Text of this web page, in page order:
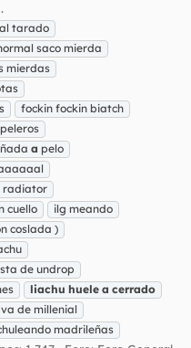
tarado
saco mierda
mierdas
fockin fockin biatch
peleros
a pelo
radiator
cuello
ilg meando
coslada )
de undrop
liachu huele a cerrado
de millenial
madrileñas